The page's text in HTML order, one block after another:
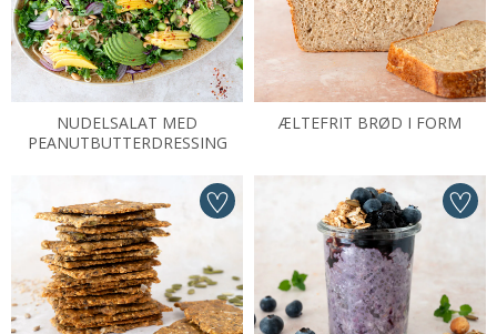
NUDELSALAT MED
PEANUTBUTTERDRESSING
ÆLTEFRIT BRØD I FORM